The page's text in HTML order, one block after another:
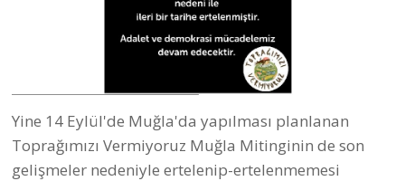
Yine 14 Eylül'de Muğla'da yapılması planlanan
Toprağımızı Vermiyoruz Muğla Mitinginin de son
gelişmeler nedeniyle ertelenip-ertelenmemesi